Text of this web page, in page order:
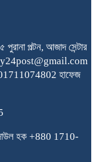
পুরানা পল্টন, আজাদ সেন্টার
হাফেজ
হক +880 1710-